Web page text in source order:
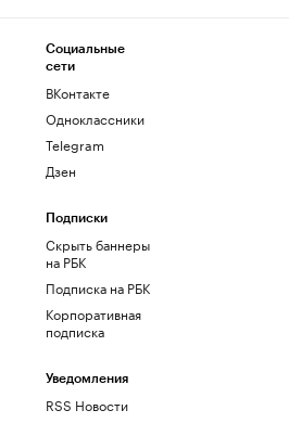
Социальные
сети
ВКонтакте
Одноклассники
Telegram
Дзен
Подписки
Скрыть баннеры
на РБК
Подписка на РБК
Корпоративная
подписка
Уведомления
RSS Новости